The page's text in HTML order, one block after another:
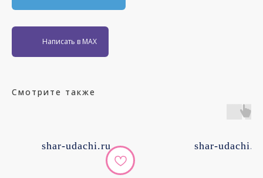
Написать в MAX
Смотрите также
shar-udachi.ru shar-udachi.ru